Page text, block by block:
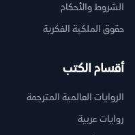
الشروط والأحكام
حقوق الملكية الفكرية
أقسام الكتب
الروايات العالمية المترجمة
روايات عربية